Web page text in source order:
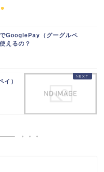
でGooglePay（グーグルペ
えるの？
）